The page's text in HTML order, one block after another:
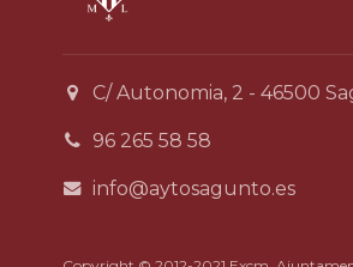
C/ Autonomia, 2 - 46500
96 265 58 58
info@aytosagunto.es